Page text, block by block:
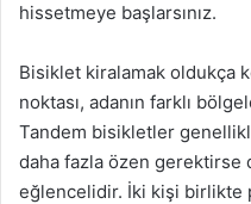
hissetmeye başlarsınız.
Bisiklet kiralamak oldukça
noktası, adanın farklı
Tandem bisikletler
daha fazla özen gerektirse
eğlencelidir. İki kişi birlikte